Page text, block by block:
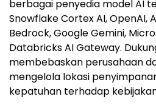
berbagai penyedia model AI
Snowflake Cortex AI, OpenAI,
Bedrock, Google Gemini,
Databricks AI Gateway.
membebaskan perusahaan
mengelola lokasi
kepatuhan terhadap